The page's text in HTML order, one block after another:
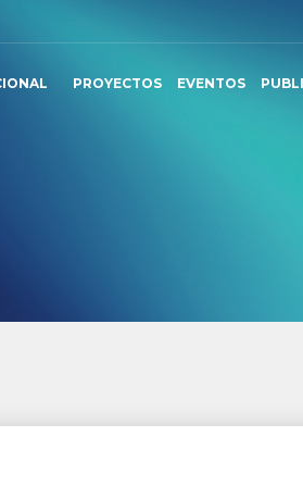
PROYECTOS EVENTOS